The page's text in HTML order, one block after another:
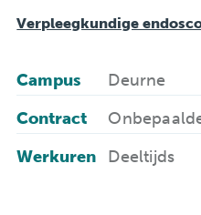
Verpleegkundige
Campus
Deurne
Contract
Werkuren
Deeltijds